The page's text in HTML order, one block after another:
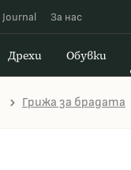
Journal За наc
Дрехи Обувки
Грижа за брадата